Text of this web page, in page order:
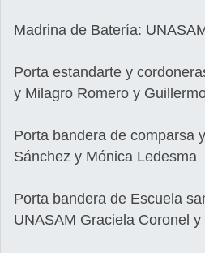
Madrina de Batería:
Porta estandarte y
y Milagro Romero y
Porta bandera de comparsa
Sánchez y Mónica Ledesma
Porta bandera de Escuela
UNASAM Graciela Coronel